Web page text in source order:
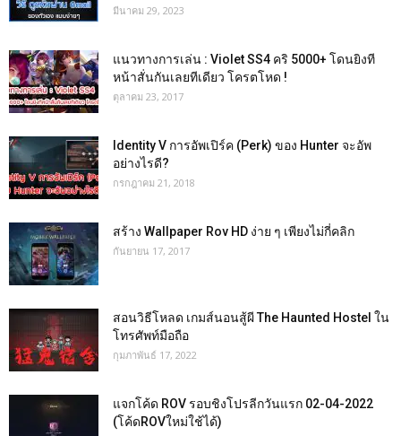
มีนาคม 29, 2023
แนวทางการเล่น : Violet SS4 คริ 5000+ โดนยิงที
หน้าสั่นกันเลยทีเดียว โครตโหด !
ตุลาคม 23, 2017
Identity V การอัพเปิร์ค (Perk) ของ Hunter จะอัพ
อย่างไรดี?
กรกฎาคม 21, 2018
สร้าง Wallpaper Rov HD ง่าย ๆ เพียงไม่กี่คลิก
กันยายน 17, 2017
สอนวิธีโหลด เกมส์นอนสู้ผี The Haunted Hostel ใน
โทรศัพท์มือถือ
กุมภาพันธ์ 17, 2022
แจกโค้ด ROV รอบชิงโปรลีกวันแรก 02-04-2022
(โค้ดROVใหม่ใช้ได้)